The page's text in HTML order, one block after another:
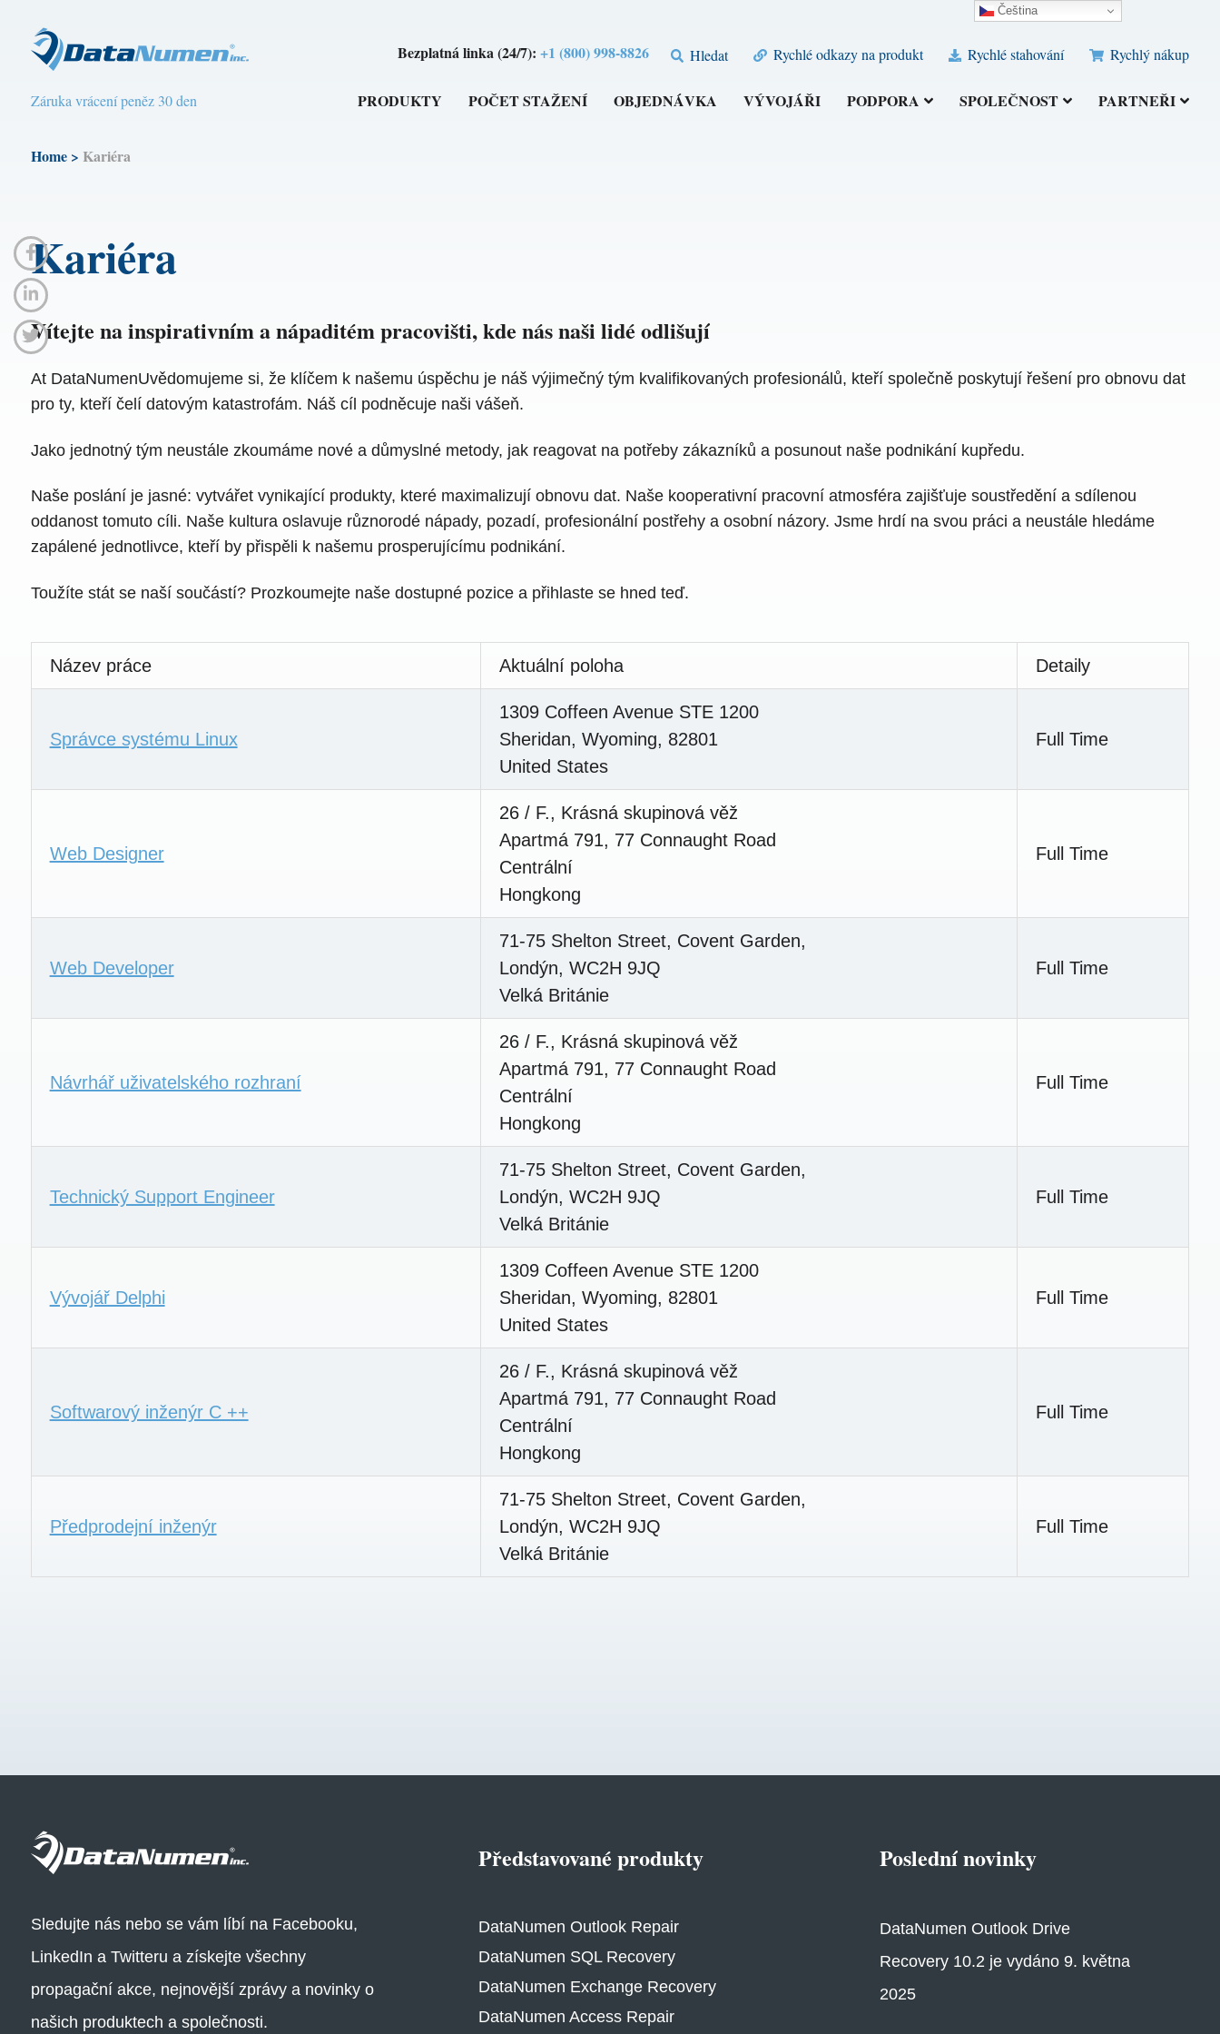
Bezplatná linka (24/7):+1 (800) 998-8826 Hledat Rychlé odkazy na produkt Rychlé stahování Rychlý nákup
Záruka vrácení peněz 30 den PRODUKTY POČET STAŽENÍ OBJEDNÁVKA VÝVOJÁŘI PODPORA SPOLEČNOST PARTNEŘI
Home> Kariéra
Kariéra
Vítejte na inspirativním a nápaditém pracovišti, kde nás naši lidé odlišují
At DataNumenUvědomujeme si, že klíčem k našemu úspěchu je náš výjimečný tým kvalifikovaných profesionálů, kteří společně poskytují řešení pro obnovu dat
pro ty, kteří čelí datovým katastrofám. Náš cíl podněcuje naši vášeň.
Jako jednotný tým neustále zkoumáme nové a důmyslné metody, jak reagovat na potřeby zákazníků a posunout naše podnikání kupředu.
Naše poslání je jasné: vytvářet vynikající produkty, které maximalizují obnovu dat. Naše kooperativní pracovní atmosféra zajišťuje soustředění a sdílenou
oddanost tomuto cíli. Naše kultura oslavuje různorodé nápady, pozadí, profesionální postřehy a osobní názory. Jsme hrdí na svou práci a neustále hledáme
zapálené jednotlivce, kteří by přispěli k našemu prosperujícímu podnikání.
Toužíte stát se naší součástí? Prozkoumejte naše dostupné pozice a přihlaste se hned teď.
Název práce Aktuální poloha Detaily
Správce systému Linux
1309 Coffeen Avenue STE 1200
Sheridan, Wyoming, 82801
United States
Full Time
Web Designer
26 / F., Krásná skupinová věž
Apartmá 791, 77 Connaught Road
Centrální
Hongkong
Full Time
Web Developer
71-75 Shelton Street, Covent Garden,
Londýn, WC2H 9JQ
Velká Británie
Full Time
Návrhář uživatelského rozhraní
26 / F., Krásná skupinová věž
Apartmá 791, 77 Connaught Road
Centrální
Hongkong
Full Time
Technický Support Engineer
71-75 Shelton Street, Covent Garden,
Londýn, WC2H 9JQ
Velká Británie
Full Time
Vývojář Delphi
1309 Coffeen Avenue STE 1200
Sheridan, Wyoming, 82801
United States
Full Time
Softwarový inženýr C ++
26 / F., Krásná skupinová věž
Apartmá 791, 77 Connaught Road
Centrální
Hongkong
Full Time
Předprodejní inženýr
71-75 Shelton Street, Covent Garden,
Londýn, WC2H 9JQ
Velká Británie
Full Time
Sledujte nás nebo se vám líbí na Facebooku,
LinkedIn a Twitteru a získejte všechny
propagační akce, nejnovější zprávy a novinky o
našich produktech a společnosti.
Představované produkty
DataNumen Outlook Repair
DataNumen SQL Recovery
DataNumen Exchange Recovery
DataNumen Access Repair
Poslední novinky
DataNumen Outlook Drive
Recovery 10.2 je vydáno 9. května
2025
Čeština‎